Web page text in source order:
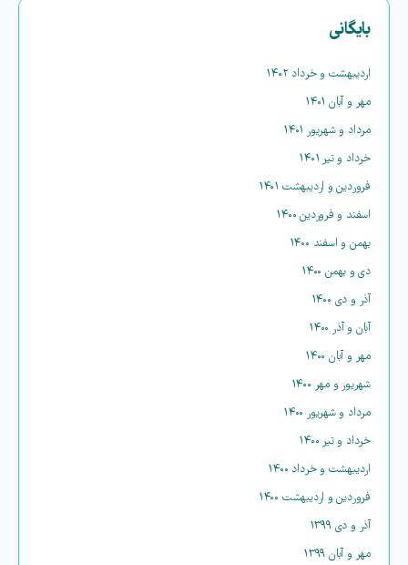
بایگانی
اردیبهشت و خرداد ۱۴۰۲
مهر و آبان ۱۴۰۱
مرداد و شهریور ۱۴۰۱
خرداد و تیر ۱۴۰۱
فروردین و اردیبهشت ۱۴۰۱
اسفند و فروردین ۱۴۰۰
بهمن و اسفند ۱۴۰۰
دی و بهمن ۱۴۰۰
آذر و دی ۱۴۰۰
آبان و آذر ۱۴۰۰
مهر و آبان ۱۴۰۰
شهریور و مهر ۱۴۰۰
مرداد و شهریور ۱۴۰۰
خرداد و تیر ۱۴۰۰
اردیبهشت و خرداد ۱۴۰۰
فروردین و اردیبهشت ۱۴۰۰
آذر و دی ۱۳۹۹
مهر و آبان ۱۳۹۹